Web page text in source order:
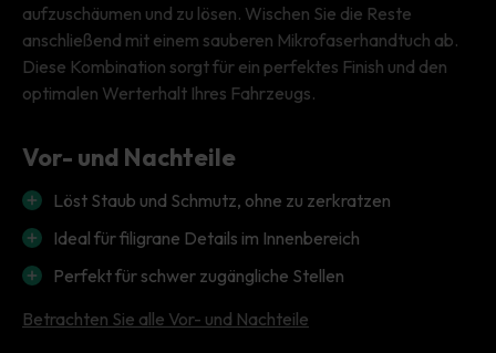
aufzuschäumen und zu lösen. Wischen Sie die Reste
anschließend mit einem sauberen Mikrofaserhandtuch ab.
Diese Kombination sorgt für ein perfektes Finish und den
optimalen Werterhalt Ihres Fahrzeugs.
Vor- und Nachteile
Löst Staub und Schmutz, ohne zu zerkratzen
Ideal für filigrane Details im Innenbereich
Perfekt für schwer zugängliche Stellen
Betrachten Sie alle Vor- und Nachteile